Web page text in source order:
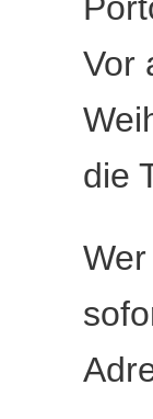
Vor
die